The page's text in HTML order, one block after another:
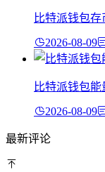
比特派钱包
2026-08-09
比特派钱包
2026-08-09
最新评论